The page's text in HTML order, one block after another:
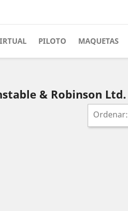
PILOTO MAQUETAS
& Robinson Ltd.
Ordenar: